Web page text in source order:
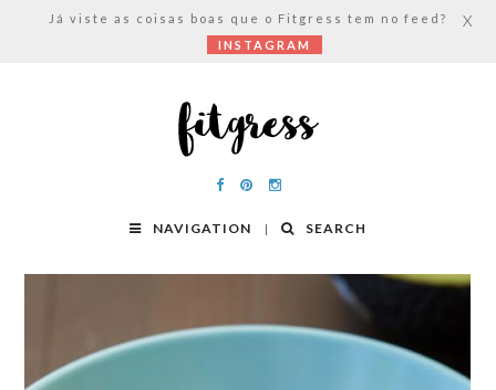
NAVIGATION SEARCH
Já viste as coisas boas que o Fitgress tem no feed?
INSTAGRAM
X